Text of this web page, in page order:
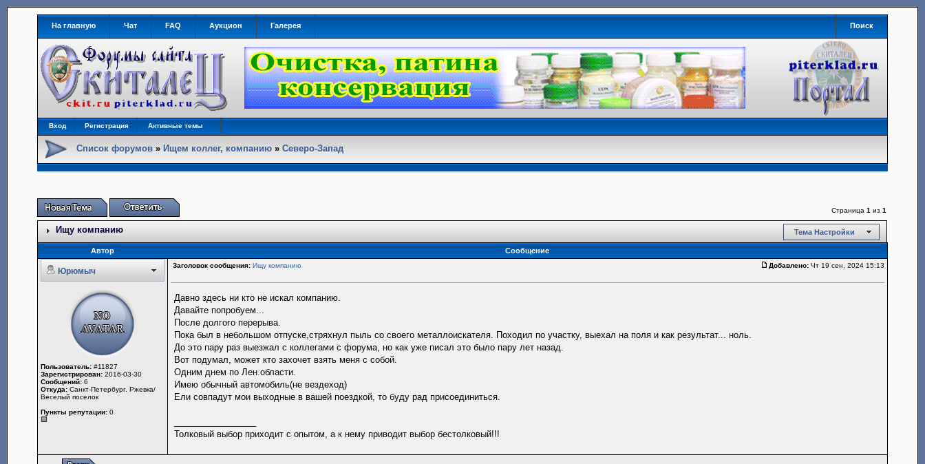
На главную Чат FAQ Аукцион Галерея Поиск
Вход Регистрация Активные темы
Список форумов» Ищем коллег, компанию» Северо-Запад
Страница 1 из 1
Ищу компанию Тема Настройки
Автор Сообщение
Юрюмыч
Заголовок сообщения: Ищу компанию Добавлено:Чт 19 сен, 2024 15:13
Пользователь:#11827
Зарегистрирован:2016-03-30
Сообщений:6
Откуда:Санкт-Петербург. Ржевка/
Веселый поселок
Пункты репутации:0
Давно здесь ни кто не искал компанию.
Давайте попробуем...
После долгого перерыва.
Пока был в небольшом отпуске,стряхнул пыль со своего металлоискателя. Походил по участку, выехал на поля и как результат... ноль.
До это пару раз выезжал с коллегами с форума, но как уже писал это было пару лет назад.
Вот подумал, может кто захочет взять меня с собой.
Одним днем по Лен.области.
Имею обычный автомобиль(не вездеход)
Ели совпадут мои выходные в вашей поездкой, то буду рад присоединиться.
Толковый выбор приходит с опытом, а к нему приводит выбор бестолковый!!!